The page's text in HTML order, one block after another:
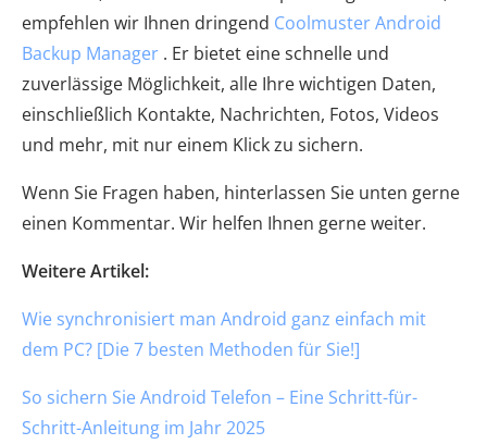
empfehlen wir Ihnen dringend Coolmuster Android
Backup Manager . Er bietet eine schnelle und
zuverlässige Möglichkeit, alle Ihre wichtigen Daten,
einschließlich Kontakte, Nachrichten, Fotos, Videos
und mehr, mit nur einem Klick zu sichern.
Wenn Sie Fragen haben, hinterlassen Sie unten gerne
einen Kommentar. Wir helfen Ihnen gerne weiter.
Weitere Artikel:
Wie synchronisiert man Android ganz einfach mit
dem PC? [Die 7 besten Methoden für Sie!]
So sichern Sie Android Telefon – Eine Schritt-für-
Schritt-Anleitung im Jahr 2025